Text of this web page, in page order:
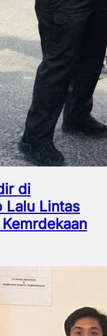
di
Lalu Lintas